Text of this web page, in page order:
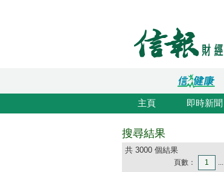
主頁 即時新聞
搜尋結果
共 3000 個結果
頁數： 1 ...